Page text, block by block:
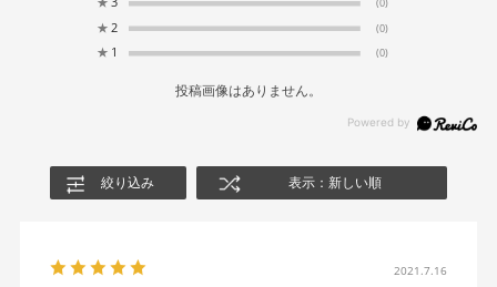
(0)
★ 2 (0)
★ 1 (0)
投稿画像はありません。
絞り込み 表示：新しい順
2021.7.16